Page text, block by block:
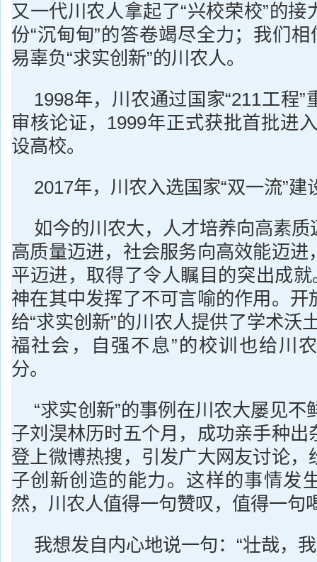
又一代川农人拿起了“兴校荣校”的接
份“沉甸甸”的答卷竭尽全力；我们相
易辜负“求实创新”的川农人。
1998年，川农通过国家“211工程
审核论证，1999年正式获批首批进
设高校。
2017年，川农入选国家“双一流”建
如今的川农大，人才培养向高素
高质量迈进，社会服务向高效能迈进
平迈进，取得了令人瞩目的突出成就
神在其中发挥了不可言喻的作用。开
给“求实创新”的川农人提供了学术沃
福社会，自强不息”的校训也给川
分。
“求实创新”的事例在川农大屡见不
子刘淏林历时五个月，成功亲手种出
登上微博热搜，引发广大网友讨论，
子创新创造的能力。这样的事情发
然，川农人值得一句赞叹，值得一句
我想发自内心地说一句：“壮哉，